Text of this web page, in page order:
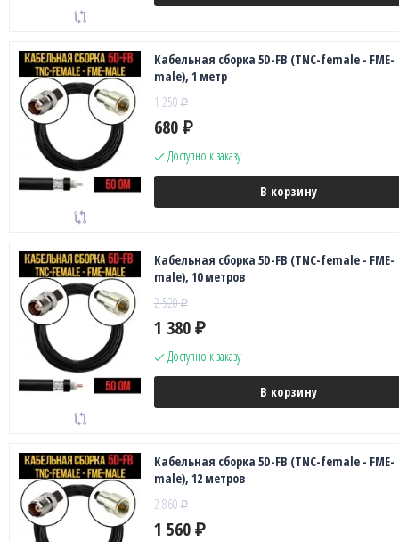
Кабельная сборка 5D-FB (TNC-female - FME-
male), 1 метр
1 250₽
680 ₽
Доступно к заказу
В корзину
Кабельная сборка 5D-FB (TNC-female - FME-
male), 10 метров
2 520₽
1 380 ₽
Доступно к заказу
В корзину
Кабельная сборка 5D-FB (TNC-female - FME-
male), 12 метров
2 860₽
1 560 ₽